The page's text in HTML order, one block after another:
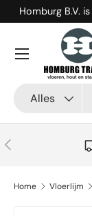
Ga naar
Homburg B.V.
Alles
Menu
Vorige
Home Vloerlijm